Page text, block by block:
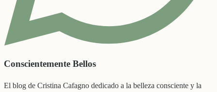
Conscientemente Bellos
El blog de Cristina Cafagno dedicado a la belleza consciente y la